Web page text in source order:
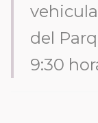
del
9:30